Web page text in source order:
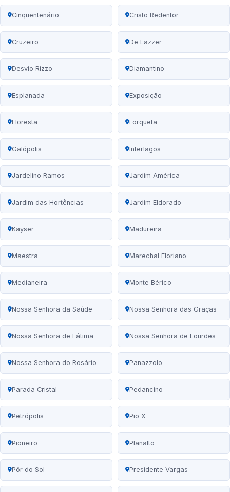
Cinqüentenário Cristo Redentor
Cruzeiro De Lazzer
Desvio Rizzo Diamantino
Esplanada Exposição
Floresta Forqueta
Galópolis Interlagos
Jardelino Ramos Jardim América
Jardim das Hortências Jardim Eldorado
Kayser Madureira
Maestra Marechal Floriano
Medianeira Monte Bérico
Nossa Senhora da Saúde Nossa Senhora das Graças
Nossa Senhora de Fátima Nossa Senhora de Lourdes
Nossa Senhora do Rosário Panazzolo
Parada Cristal Pedancino
Petrópolis Pio X
Pioneiro Planalto
Pôr do Sol Presidente Vargas